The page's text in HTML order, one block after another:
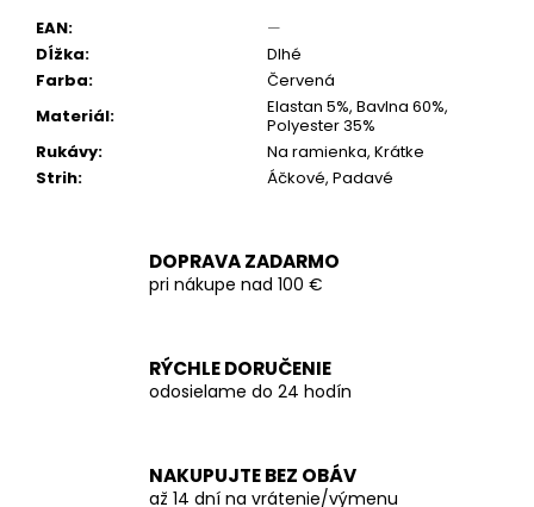
EAN:
—
Dĺžka:
Dlhé
Farba:
Červená
Materiál:
Elastan 5%, Bavlna 60%,
Polyester 35%
Rukávy:
Na ramienka, Krátke
Strih: Áčkové, Padavé
DOPRAVA ZADARMO
pri nákupe nad 100 €
RÝCHLE DORUČENIE
odosielame do 24 hodín
NAKUPUJTE BEZ OBÁV
až 14 dní na vrátenie/výmenu